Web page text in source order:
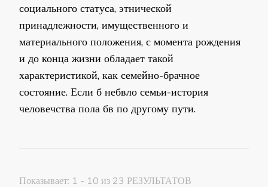
социального статуса, этнической
принадлежности, имущественного и
материального положения, с момента рождения
и до конца жизни обладает такой
характеристикой, как семейно-брачное
состояние. Если б небвло семьи-история
человечства пола бв по другому пути.
Показывает: 1 - 10 из 23 РЕЗУЛЬТАТОВ